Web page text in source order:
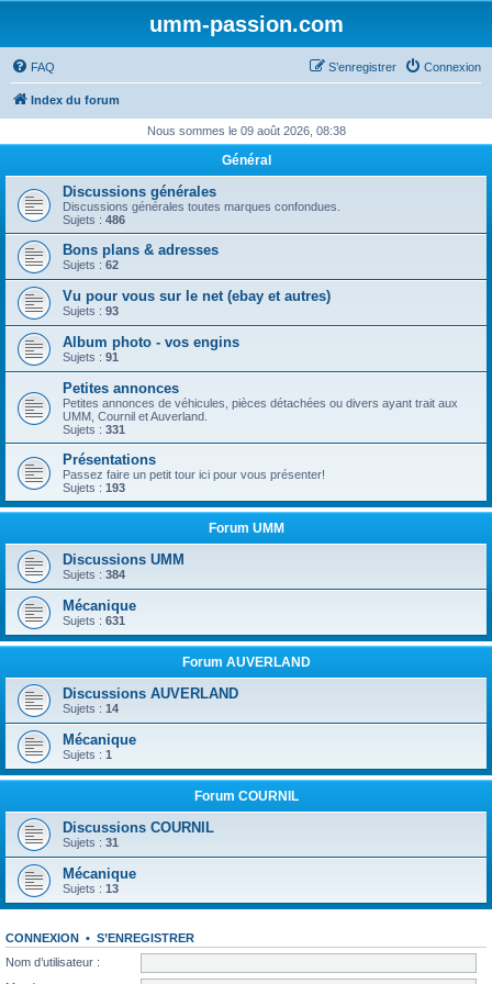
umm-passion.com
FAQ Connexion
S’enregistrer
Index du forum
Nous sommes le 09 août 2026, 08:38
Général
Discussions générales
Discussions générales toutes marques confondues.
Sujets : 486
Bons plans & adresses
Sujets : 62
Vu pour vous sur le net (ebay et autres)
Sujets : 93
Album photo - vos engins
Sujets : 91
Petites annonces
Petites annonces de véhicules, pièces détachées ou divers ayant trait aux
UMM, Cournil et Auverland.
Sujets : 331
Présentations
Passez faire un petit tour ici pour vous présenter!
Sujets : 193
Forum UMM
Discussions UMM
Sujets : 384
Mécanique
Sujets : 631
Forum AUVERLAND
Discussions AUVERLAND
Sujets : 14
Mécanique
Sujets : 1
Forum COURNIL
Discussions COURNIL
Sujets : 31
Mécanique
Sujets : 13
CONNEXION • S’ENREGISTRER
Nom d’utilisateur :